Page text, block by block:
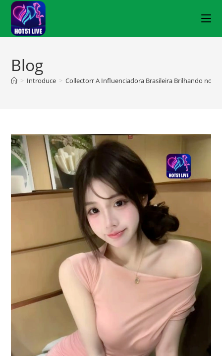
Blog
> Introduce > Collectorr A Influenciadora Brasileira Brilhando no